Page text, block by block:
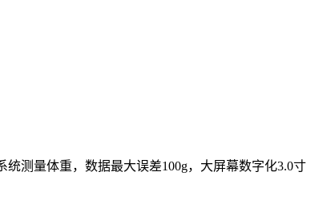
测量体重，数据最大误差100g，大屏幕数字化3.0寸